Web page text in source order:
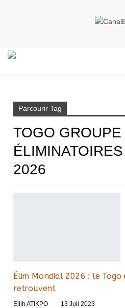
Parcourir Tag
TOGO GROUPE
2026
Élim Mondial 2026 : le Togo
retrouvent
Ellih ATIKPO 13 Juil 2023